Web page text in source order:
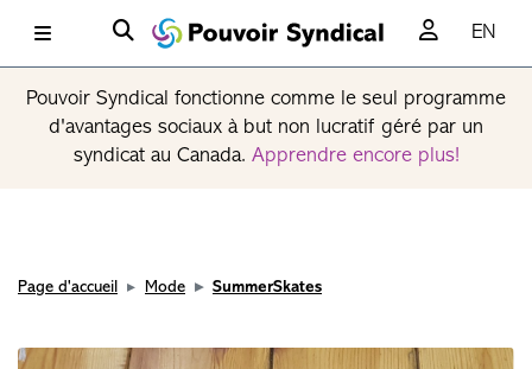
EN
Pouvoir Syndical fonctionne comme le seul programme
d'avantages sociaux à but non lucratif géré par un
syndicat au Canada. Apprendre encore plus!
Page d'accueil Mode SummerSkates